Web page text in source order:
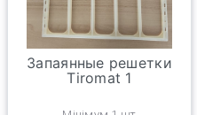
Запаянные решетки
Tiromat 1